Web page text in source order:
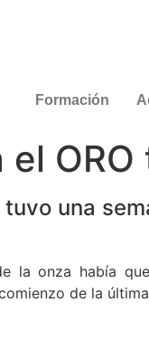
Formación
el
una
la onza había
de la